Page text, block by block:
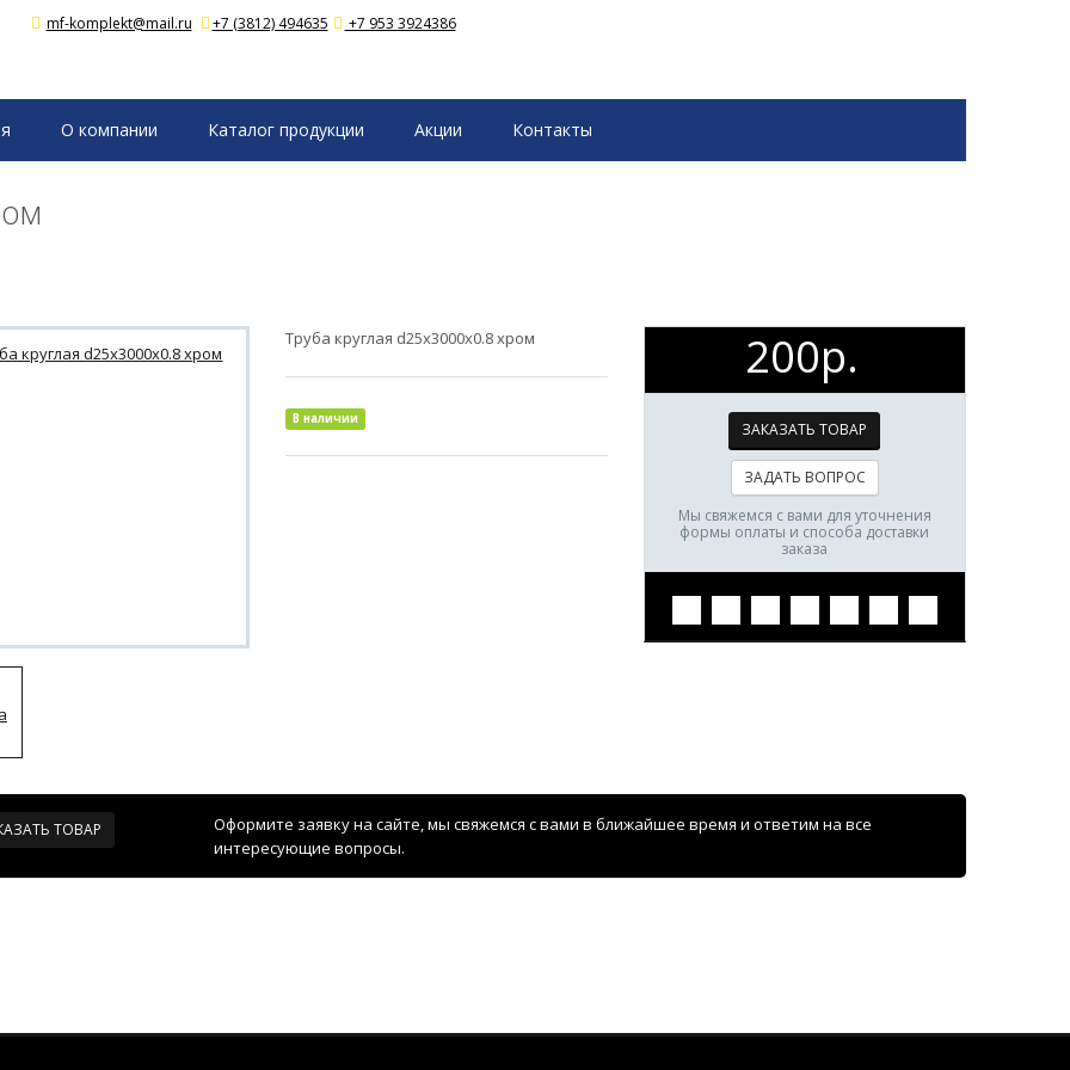
mf-komplekt@mail.ru +7 (3812) 494635 +7 953 3924386
О компании Каталог продукции Акции Контакты
Труба круглая d25x3000x0.8 хром
В наличии
200р.
ЗАКАЗАТЬ ТОВАР
ЗАДАТЬ ВОПРОС
Мы свяжемся с вами для уточнения
формы оплаты и способа доставки
заказа
ТОВАР
Оформите заявку на сайте, мы свяжемся с вами в ближайшее время и ответим на все
интересующие вопросы.